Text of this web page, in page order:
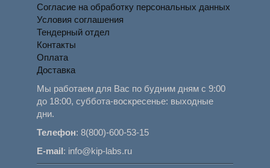
Согласие на обработку персональных данных
Условия соглашения
Тендерный отдел
Контакты
Оплата
Доставка
Мы работаем для Вас по будним дням с 9:00
до 18:00, суббота-воскресенье: выходные
дни.
Телефон:8(800)-600-53-15
E-mail: info@kip-labs.ru